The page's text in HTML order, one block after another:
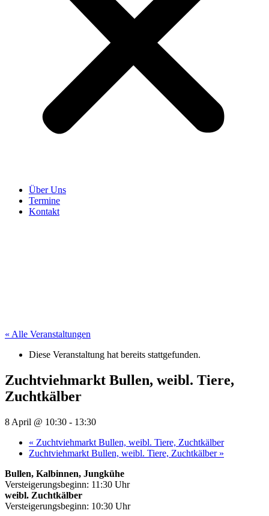
Über Uns
Termine
Kontakt
« Alle Veranstaltungen
Diese Veranstaltung hat bereits stattgefunden.
Zuchtviehmarkt Bullen, weibl. Tiere,
Zuchtkälber
8 April @ 10:30 - 13:30
« Zuchtviehmarkt Bullen, weibl. Tiere, Zuchtkälber
Zuchtviehmarkt Bullen, weibl. Tiere, Zuchtkälber »
Bullen, Kalbinnen, Jungkühe
Versteigerungsbeginn: 11:30 Uhr
weibl. Zuchtkälber
Versteigerungsbeginn: 10:30 Uhr